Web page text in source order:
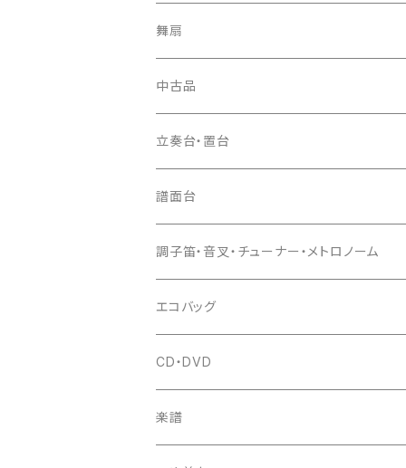
爪・爪輪
爪入
爪駒入
猫足入
爪ばさみ
箏柱
柱入
平柱入
三角柱入
琴台
ソフトケース
長袋・三ツ組袋・胴袋
胴掛
根緒
糸
(丸三) 寿糸
はつね糸
駒
地唄駒
長唄駒
糸駒入
爪駒入
撥入
歌口キャップ
つゆ切り
お祭り用６穴
お祭り用７穴
篠笛袋
太鼓（本体）
太鼓撥
手拍子（チャンチャン）
当り鉦
シュモク（当り鉦バチ）
舞扇
中古品
箏（本体）
三味線（本体）
立奏台・置台
譜面台
座奏用譜面台
立奏用譜面台
調子笛・音叉・チューナー・メトロノーム
調子笛・音叉
チューナー・メトロノーム
エコバッグ
CD・DVD
楽譜